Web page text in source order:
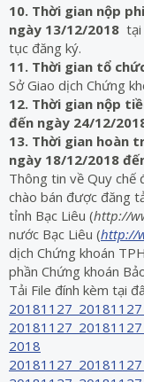
10. Thời gian nộp
ngày 13/12/2018 tại
tục đăng ký.
11. Thời gian tổ
Sở Giao dịch Chứng
12. Thời gian nộp
đến ngày 24/12/
13. Thời gian hoàn
ngày 18/12/2018
Thông tin về Quy chế
chào bán được đăng
tỉnh Bạc Liêu (http://
nước Bạc Liêu (http://
dịch Chứng khoán
phần Chứng khoán
Tải File đính kèm tại
20181127_20181127
20181127_20181127
2018
20181127_20181127